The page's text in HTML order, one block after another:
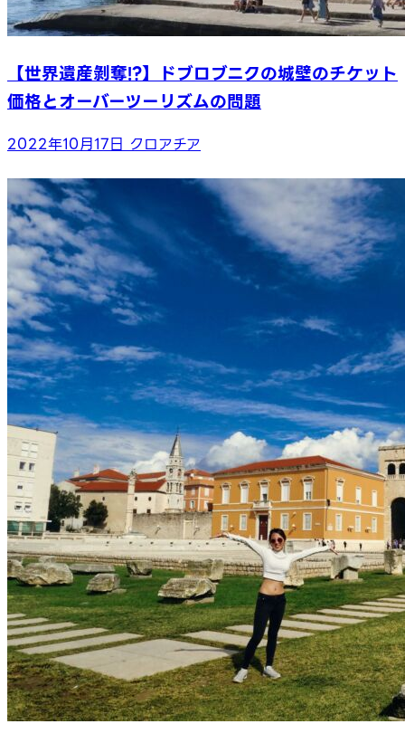
【世界遺産剝奪!?】ドブロブニクの城壁のチケット
価格とオーバーツーリズムの問題
2022年10月17日 クロアチア